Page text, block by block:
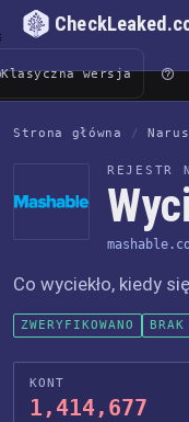
Klasyczna wersja
Strona główna /
REJESTR
Co wyciekło, kiedy
ZWERYFIKOWANO
KONT
1,414,677